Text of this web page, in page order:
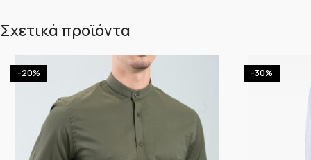
Σχετικά προϊόντα
-20% -30%